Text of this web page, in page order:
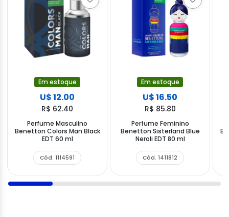
Em estoque
U$ 12.00
R$ 62.40
Perfume Masculino
Benetton Colors Man Black
EDT 60 ml
Cód. 1114591
Em estoque
U$ 16.50
R$ 85.80
Perfume Feminino
Benetton Sisterland Blue
Neroli EDT 80 ml
Cód. 1411812